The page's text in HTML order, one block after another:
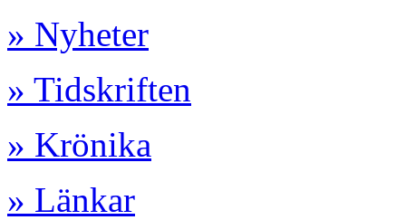
» Nyheter
» Tidskriften
» Krönika
» Länkar